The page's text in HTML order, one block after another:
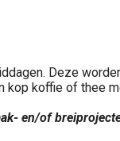
Deze
kop koffie of thee
en/of